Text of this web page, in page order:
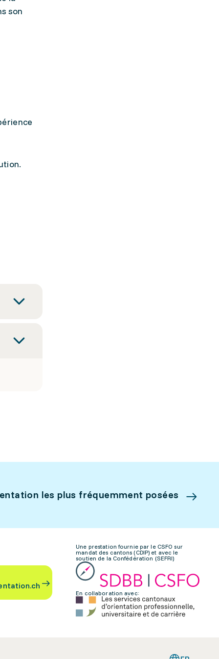
son
les plus fréquemment posées
Une prestation fournie par le CSFO sur
mandat des cantons (CDIP) et avec le
soutien de la Confédération (SEFRI)
En collaboration avec: